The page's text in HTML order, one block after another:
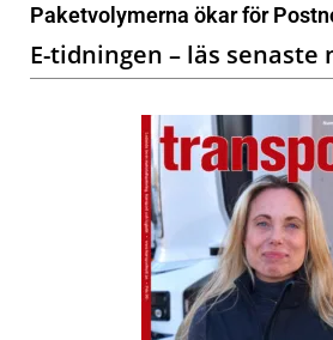
Paketvolymerna ökar för
E-tidningen – läs